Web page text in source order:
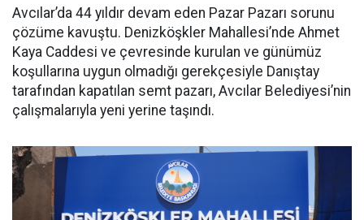
Avcılar’da 44 yıldır devam eden Pazar Pazarı sorunu
çözüme kavuştu. Denizköşkler Mahallesi’nde Ahmet
Kaya Caddesi ve çevresinde kurulan ve günümüz
koşullarına uygun olmadığı gerekçesiyle Danıştay
tarafından kapatılan semt pazarı, Avcılar Belediyesi’nin
çalışmalarıyla yeni yerine taşındı.